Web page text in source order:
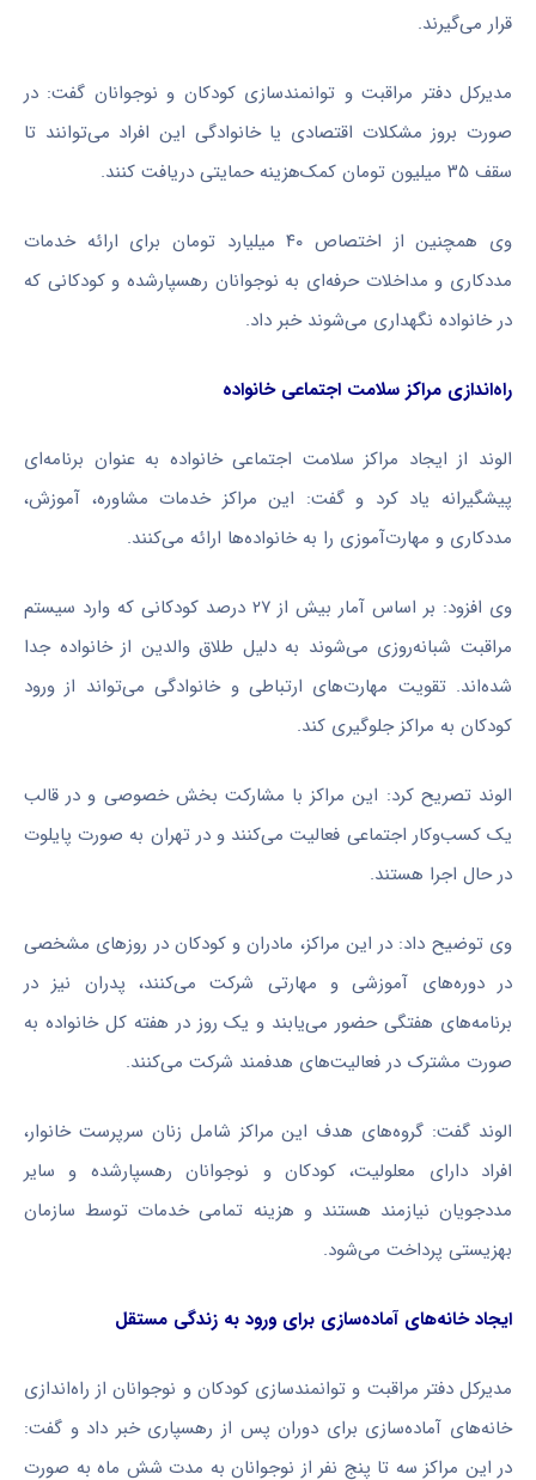
قرار می‌گیرند.
مدیرکل دفتر مراقبت و توانمندسازی کودکان و نوجوانان گفت: در
صورت بروز مشکلات اقتصادی یا خانوادگی این افراد می‌توانند تا
سقف ۳۵ میلیون تومان کمک‌هزینه حمایتی دریافت کنند.
وی همچنین از اختصاص ۴۰ میلیارد تومان برای ارائه خدمات
مددکاری و مداخلات حرفه‌ای به نوجوانان رهسپارشده و کودکانی که
در خانواده نگهداری می‌شوند خبر داد.
راه‌اندازی مراکز سلامت اجتماعی خانواده
الوند از ایجاد مراکز سلامت اجتماعی خانواده به عنوان برنامه‌ای
پیشگیرانه یاد کرد و گفت: این مراکز خدمات مشاوره، آموزش،
مددکاری و مهارت‌آموزی را به خانواده‌ها ارائه می‌کنند.
وی افزود: بر اساس آمار بیش از ۲۷ درصد کودکانی که وارد سیستم
مراقبت شبانه‌روزی می‌شوند به دلیل طلاق والدین از خانواده جدا
شده‌اند. تقویت مهارت‌های ارتباطی و خانوادگی می‌تواند از ورود
کودکان به مراکز جلوگیری کند.
الوند تصریح کرد: این مراکز با مشارکت بخش خصوصی و در قالب
یک کسب‌وکار اجتماعی فعالیت می‌کنند و در تهران به صورت پایلوت
در حال اجرا هستند.
وی توضیح داد: در این مراکز، مادران و کودکان در روزهای مشخصی
در دوره‌های آموزشی و مهارتی شرکت می‌کنند، پدران نیز در
برنامه‌های هفتگی حضور می‌یابند و یک روز در هفته کل خانواده به
صورت مشترک در فعالیت‌های هدفمند شرکت می‌کنند.
الوند گفت: گروه‌های هدف این مراکز شامل زنان سرپرست خانوار،
افراد دارای معلولیت، کودکان و نوجوانان رهسپارشده و سایر
مددجویان نیازمند هستند و هزینه تمامی خدمات توسط سازمان
بهزیستی پرداخت می‌شود.
ایجاد خانه‌های آماده‌سازی برای ورود به زندگی مستقل
مدیرکل دفتر مراقبت و توانمندسازی کودکان و نوجوانان از راه‌اندازی
خانه‌های آماده‌سازی برای دوران پس از رهسپاری خبر داد و گفت:
در این مراکز سه تا پنج نفر از نوجوانان به مدت شش ماه به صورت